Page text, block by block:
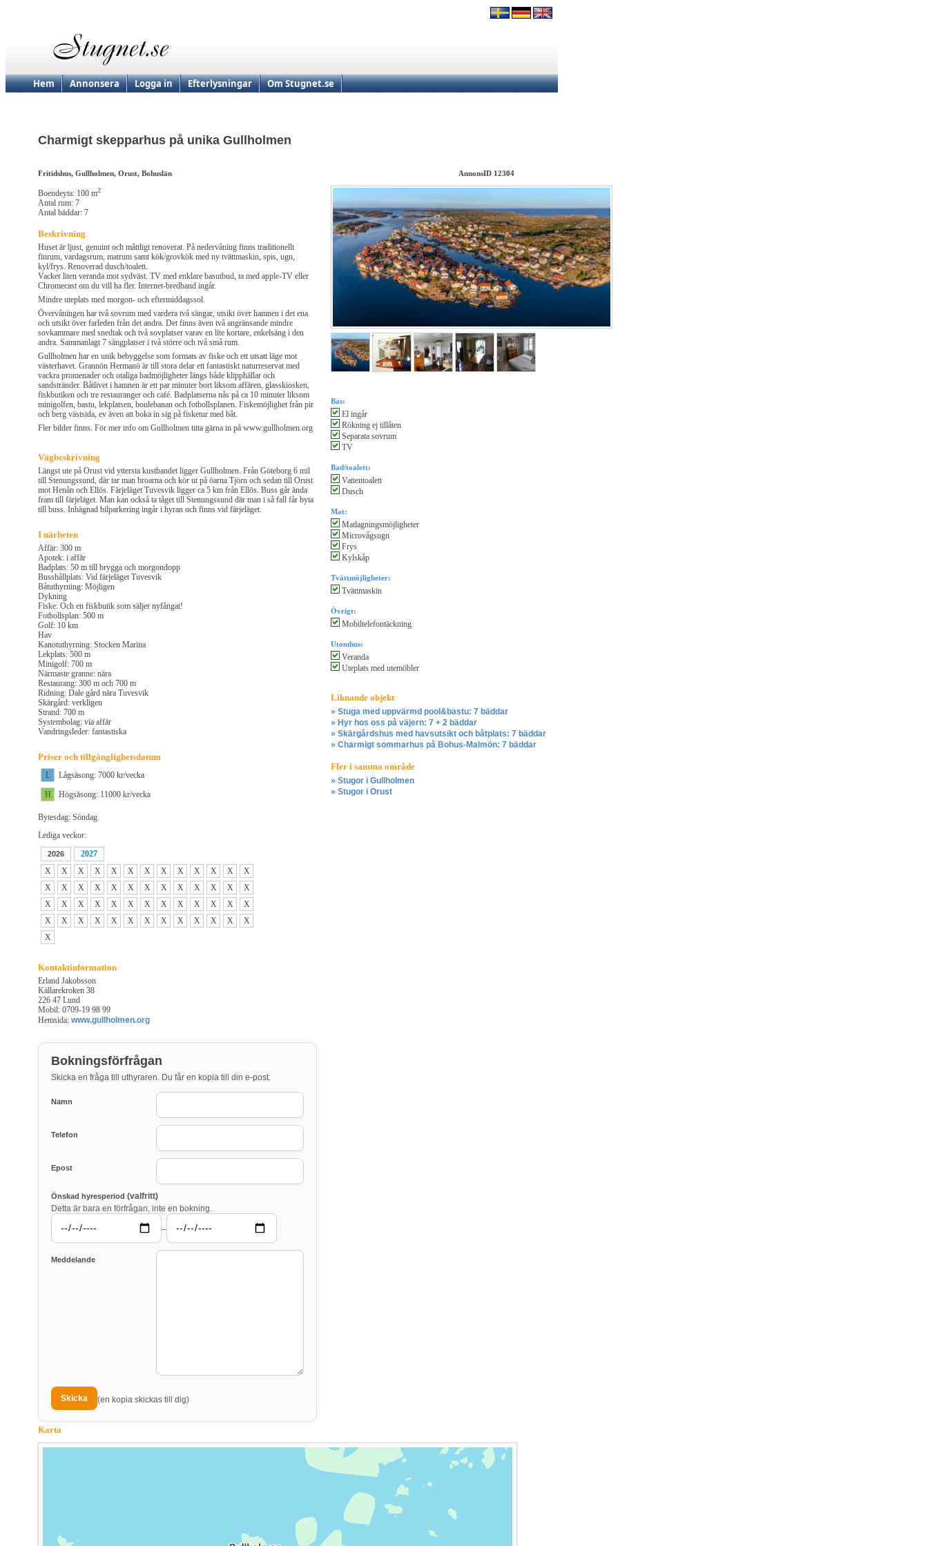
Hem Annonsera Logga in Efterlysningar Om Stugnet.se
Charmigt skepparhus på unika Gullholmen
Fritidshus, Gullholmen, Orust, Bohuslän AnnonsID 12304
Boendeyta: 100 m2
Antal rum: 7
Antal bäddar: 7
Beskrivning
Huset är ljust, genuint och måttligt renoverat. På nedervåning finns traditionellt
finrum, vardagsrum, matrum samt kök/grovkök med ny tvättmaskin, spis, ugn,
kyl/frys. Renoverad dusch/toalett.
Vacker liten veranda mot sydväst. TV med enklare basutbud, ta med apple-TV eller
Chromecast om du vill ha fler. Internet-bredband ingår.
Mindre uteplats med morgon- och eftermiddagssol.
Övervåningen har två sovrum med vardera två sängar, utsikt över hamnen i det ena
och utsikt över farleden från det andra. Det finns även två angränsande mindre
sovkammare med snedtak och två sovplatser varav en lite kortare, enkelsäng i den
andra. Sammanlagt 7 sängplatser i två större och två små rum.
Gullholmen har en unik bebyggelse som formats av fiske och ett utsatt läge mot
västerhavet. Grannön Hermanö är till stora delar ett fantastiskt naturreservat med
vackra promenader och otaliga badmöjligheter längs både klipphällar och
sandstränder. Båtlivet i hamnen är ett par minuter bort liksom affären, glasskiosken,
fiskbutiken och tre restauranger och café. Badplatserna nås på ca 10 minuter liksom
minigolfen, bastu, lekplatsen, boulebanan och fotbollsplanen. Fiskemöjlighet från pir
och berg västsida, ev även att boka in sig på fisketur med båt.
Fler bilder finns. För mer info om Gullholmen titta gärna in på www.gullholmen.org
Vägbeskrivning
Längst ute på Orust vid yttersta kustbandet ligger Gullholmen. Från Göteborg 6 mil
till Stenungssund, där tar man broarna och kör ut på öarna Tjörn och sedan till Orust
mot Henån och Ellös. Färjeläget Tuvesvik ligger ca 5 km från Ellös. Buss går ända
fram till färjeläget. Man kan också ta tåget till Stenungssund där man i så fall får byta
till buss. Inhägnad bilparkering ingår i hyran och finns vid färjeläget.
I närheten
Affär: 300 m
Apotek: i affär
Badplats: 50 m till brygga och morgondopp
Busshållplats: Vid färjeläget Tuvesvik
Båtuthyrning: Möjligen
Dykning
Fiske: Och en fiskbutik som säljer nyfångat!
Fotbollsplan: 500 m
Golf: 10 km
Hav
Kanotuthyrning: Stocken Marina
Lekplats: 500 m
Minigolf: 700 m
Närmaste granne: nära
Restaurang: 300 m och 700 m
Ridning: Dale gård nära Tuvesvik
Skärgård: verkligen
Strand: 700 m
Systembolag: via affär
Vandringsleder: fantastiska
Priser och tillgänglighetsdatum
L
Lågsäsong: 7000 kr/vecka
H
Högsäsong: 11000 kr/vecka
Bytesdag: Söndag
Lediga veckor:
2026
2027
X
X X X X X X X X X X X
X
X
X X X X X X X X X X X
X
X
X X X X X X X X X X X
X
X
X X X X X X X X X X X
X
X
Kontaktinformation
Erland Jakobsson
Källarekroken 38
226 47 Lund
Mobil: 0709-19 98 99
Hemsida: www.gullholmen.org
Bokningsförfrågan
Skicka en fråga till uthyraren. Du får en kopia till din e-post.
Namn
Telefon
Epost
Önskad hyresperiod (valfritt)
Detta är bara en förfrågan, inte en bokning.
–
Meddelande
(en kopia skickas till dig)
Bas:
El ingår
Rökning ej tillåten
Separata sovrum
TV
Bad/toalett:
Vattentoalett
Dusch
Mat:
Matlagningsmöjligheter
Microvågsugn
Frys
Kylskåp
Tvättmöjligheter:
Tvättmaskin
Övrigt:
Mobiltelefontäckning
Utomhus:
Veranda
Uteplats med utemöbler
Liknande objekt
» Stuga med uppvärmd pool&bastu: 7 bäddar
» Hyr hos oss på väjern: 7 + 2 bäddar
» Skärgårdshus med havsutsikt och båtplats: 7 bäddar
» Charmigt sommarhus på Bohus-Malmön: 7 bäddar
Fler i samma område
» Stugor i Gullholmen
» Stugor i Orust
Karta